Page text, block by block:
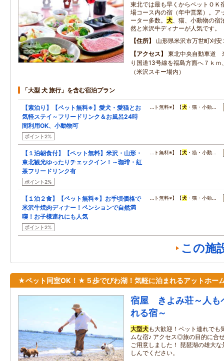
東北では最も早くからペットＯＫ
場コース内の宿（年中営業）。ア
ーター多数。 犬、猫、小動物の宿
然と米沢牛ディナーが人気です。
住所
山形県米沢市万世町刈安
アクセス
東北中央自動車道
り国道13号線を福島方面へ７ｋｍ
（米沢スキー場内）
「大型 犬 旅行」を含む宿泊プラン
【素泊り】【ペット無料※】愛犬・愛猫とお
気軽ステイ～フリードリンク＆お風呂24時
間利用OK、小動物可
ポイント2%
…ト無料※】【犬 ・猫・小動…
【１泊朝食付】【ペット無料】米沢・山形・
東北観光ゆったりチェックイン！～珈琲・紅
茶フリードリンク有
ポイント2%
…ト無料※】【犬 ・猫・小動…
【１泊２食】【ペット無料※】お手頃価格で
米沢牛焼肉ディナー！ペンションで自然満
喫！お子様連れにも人気
ポイント2%
…ト無料※】【犬 ・猫・小動…
この施
★ペット同室OK！★５歩でびわ湖！気軽に泊まれるアットホー
宿屋 きよみ荘～人も
れる宿～
大型犬も大歓迎！ペット連れでも
ムな宿♪ アクセス◎旅の目的に合
ご用意しました！ 琵琶湖の雄大
しんでください。